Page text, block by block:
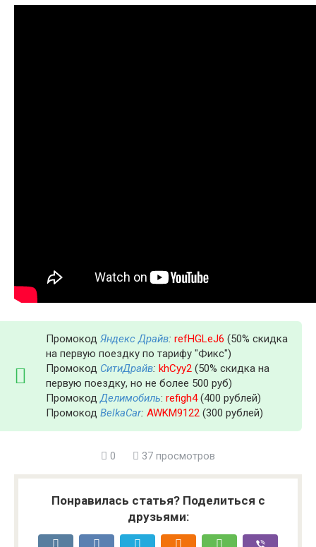
Промокод Яндекс Драйв: refHGLeJ6 (50% скидка
на первую поездку по тарифу "Фикс")
Промокод СитиДрайв: khCyy2 (50% скидка на
первую поездку, но не более 500 руб)
ПромокодДелимобиль: refigh4(400 рублей)
Промокод BelkaCar: AWKM9122 (300 рублей)
0 37 просмотров
Понравилась статья? Поделиться с
друзьями: